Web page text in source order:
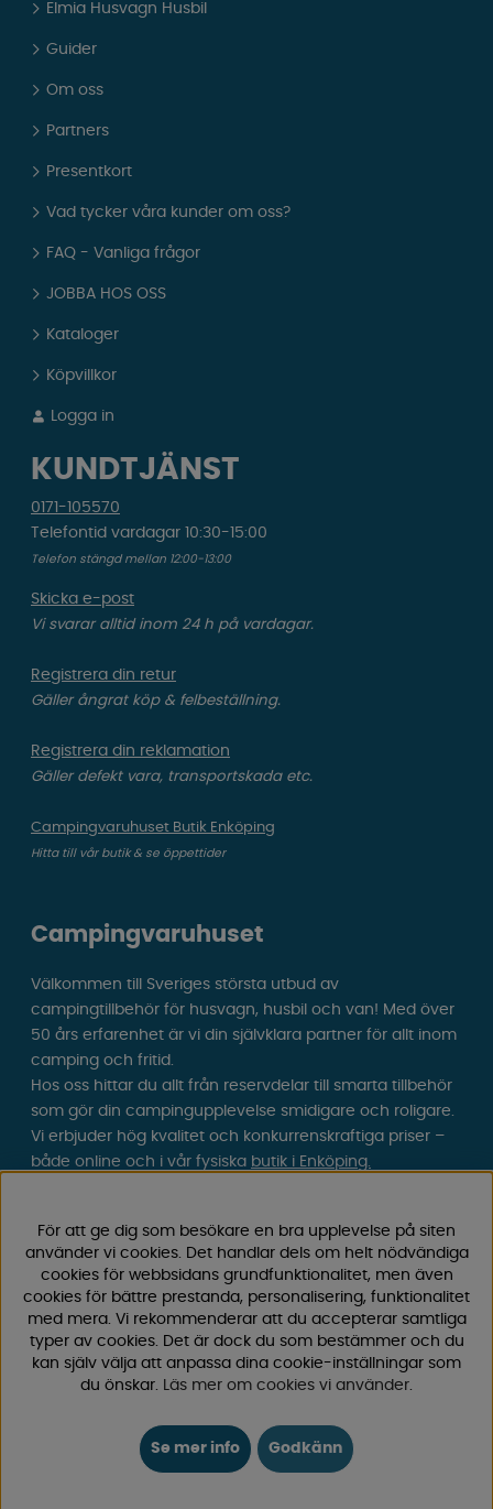
Elmia Husvagn Husbil
Guider
Om oss
Partners
Presentkort
Vad tycker våra kunder om oss?
FAQ - Vanliga frågor
JOBBA HOS OSS
Kataloger
Köpvillkor
Logga in
KUNDTJÄNST
0171-105570
Telefontid vardagar 10:30-15:00
Telefon stängd mellan 12:00-13:00
Skicka e-post
Vi svarar alltid inom 24 h på vardagar.
Registrera din retur
Gäller ångrat köp & felbeställning.
Registrera din reklamation
Gäller defekt vara, transportskada etc.
Campingvaruhuset Butik Enköping
Hitta till vår butik & se öppettider
Campingvaruhuset
Välkommen till Sveriges största utbud av
campingtillbehör för husvagn, husbil och van! Med över
50 års erfarenhet är vi din självklara partner för allt inom
camping och fritid.
Hos oss hittar du allt från reservdelar till smarta tillbehör
som gör din campingupplevelse smidigare och roligare.
Vi erbjuder hög kvalitet och konkurrenskraftiga priser –
både online och i vår fysiska butik i Enköping.
nyheter och exklusiva erbjudanden. Campinglivet börjar
För att ge dig som besökare en bra upplevelse på siten
använder vi cookies. Det handlar dels om helt nödvändiga
cookies för webbsidans grundfunktionalitet, men även
cookies för bättre prestanda, personalisering, funktionalitet
med mera. Vi rekommenderar att du accepterar samtliga
typer av cookies. Det är dock du som bestämmer och du
kan själv välja att anpassa dina cookie-inställningar som
du önskar. Läs mer om cookies vi använder.
Se mer info Godkänn